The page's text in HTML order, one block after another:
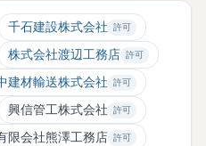
千石建設株式会社 許可
株式会社渡辺工務店 許可
建材輸送株式会社 許可
興信管工株式会社 許可
限会社熊澤工務店 許可